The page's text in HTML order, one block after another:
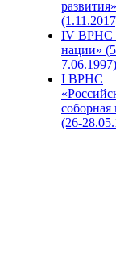
развития»
IV ВРНС
нации»
7.06.1997)
I ВРНС
(26-